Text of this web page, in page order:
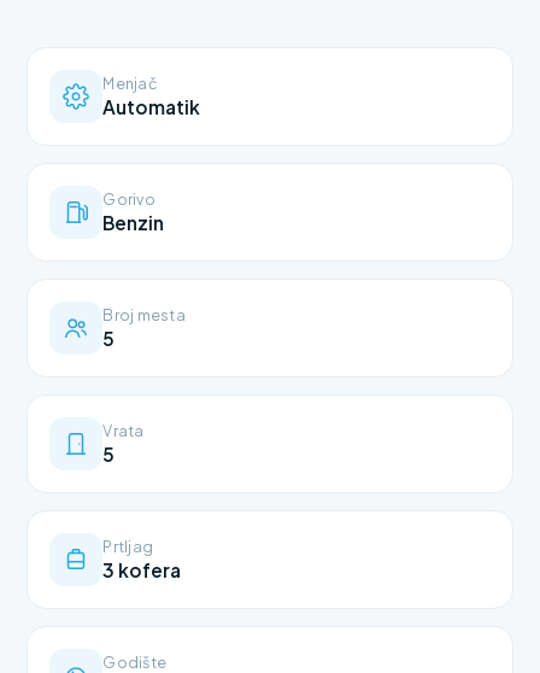
Menjač
Automatik
Gorivo
Benzin
Broj mesta
5
Vrata
5
Prtljag
3 kofera
Godište